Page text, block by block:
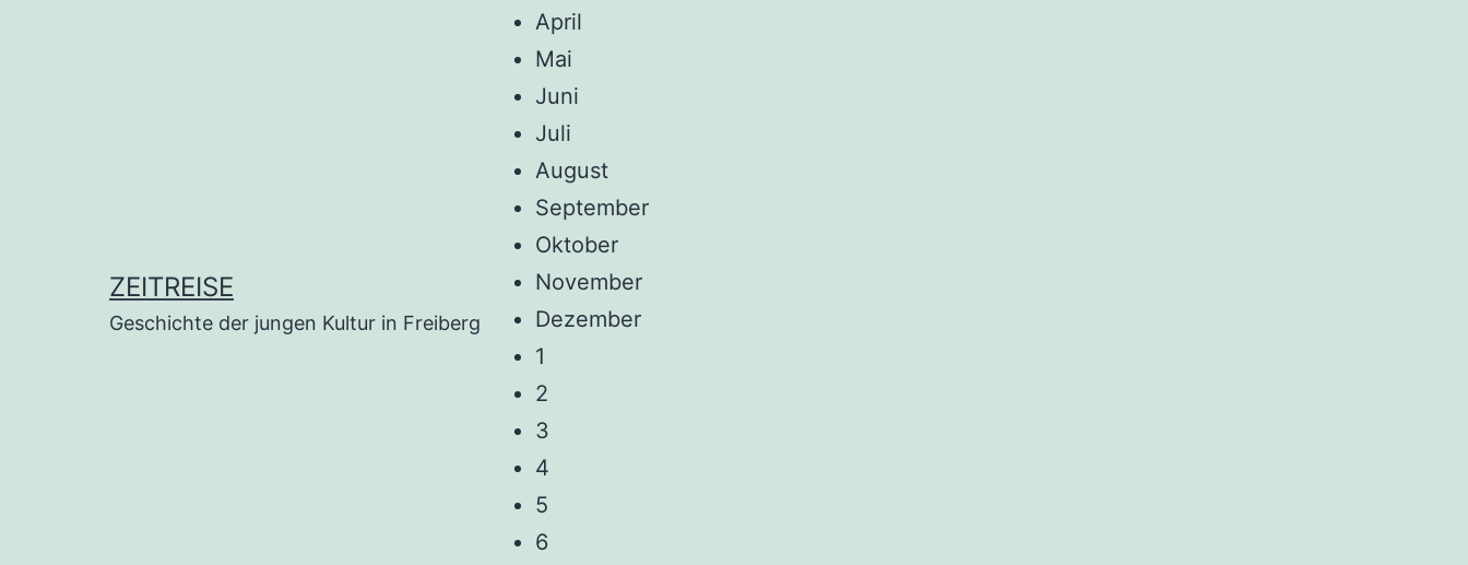
ZEITREISE
Geschichte der jungen Kultur in Freiberg
April
Mai
Juni
Juli
August
September
Oktober
November
Dezember
1
2
3
4
5
6